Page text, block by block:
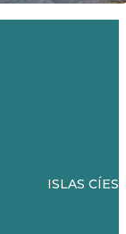
ISLAS CÍES